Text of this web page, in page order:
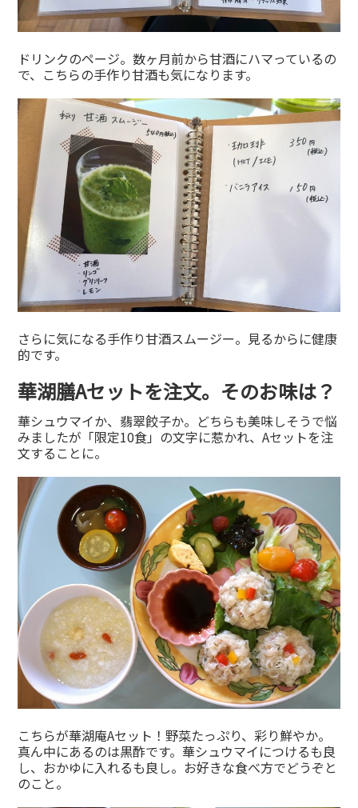
ドリンクのページ。数ヶ月前から甘酒にハマっているの
で、こちらの手作り甘酒も気になります。
さらに気になる手作り甘酒スムージー。見るからに健康
的です。
華湖膳Aセットを注文。そのお味は？
華シュウマイか、翡翠餃子か。どちらも美味しそうで悩
みましたが「限定10食」の文字に惹かれ、Aセットを注
文することに。
こちらが華湖庵Aセット！野菜たっぷり、彩り鮮やか。
真ん中にあるのは黒酢です。華シュウマイにつけるも良
し、おかゆに入れるも良し。お好きな食べ方でどうぞと
のこと。